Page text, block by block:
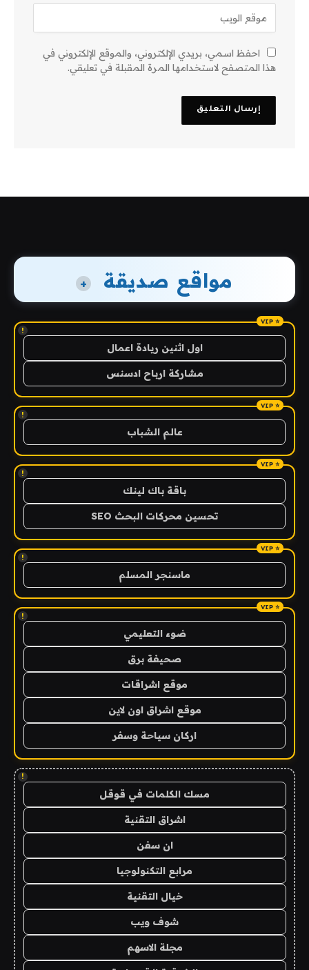
احفظ اسمي، بريدي الإلكتروني، والموقع الإلكتروني في
هذا المتصفح لاستخدامها المرة المقبلة في تعليقي.
مواقع صديقة +
!
اول اثنين ريادة اعمال
مشاركة ارباح ادسنس
!
عالم الشباب
!
باقة باك لينك
تحسين محركات البحث SEO
!
ماسنجر المسلم
!
ضوء التعليمي
صحيفة برق
موقع اشراقات
موقع اشراق اون لاين
اركان سياحة وسفر
!
مسك الكلمات في قوقل
اشراق التقنية
ان سفن
مرابع التكنولوجيا
خيال التقنية
شوف ويب
مجلة الاسهم